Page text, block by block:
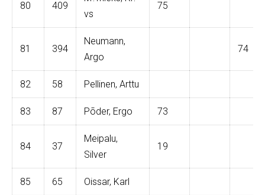
80 409
vs
75
81 394
Neumann,
Argo
74
82 58 Pellinen, Arttu
83 87 Põder, Ergo 73
84 37
Meipalu,
Silver
19
85 65 Oissar, Karl